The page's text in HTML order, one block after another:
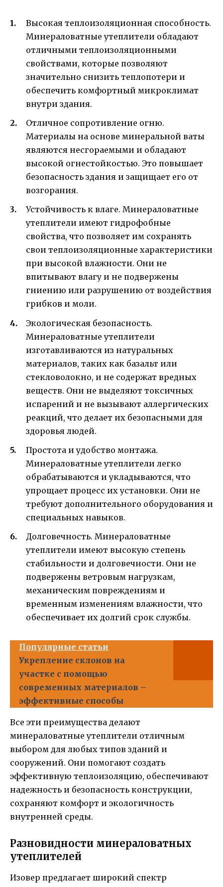
Высокая теплоизоляционная способность.
Минераловатные утеплители обладают
отличными теплоизоляционными
свойствами, которые позволяют
значительно снизить теплопотери и
обеспечить комфортный микроклимат
внутри здания.
Отличное сопротивление огню.
Материалы на основе минеральной ваты
являются несгораемыми и обладают
высокой огнестойкостью. Это повышает
безопасность здания и защищает его от
возгорания.
Устойчивость к влаге. Минераловатные
утеплители имеют гидрофобные
свойства, что позволяет им сохранять
свои теплоизоляционные характеристики
при высокой влажности. Они не
впитывают влагу и не подвержены
гниению или разрушению от воздействия
грибков и моли.
Экологическая безопасность.
Минераловатные утеплители
изготавливаются из натуральных
материалов, таких как базальт или
стекловолокно, и не содержат вредных
веществ. Они не выделяют токсичных
испарений и не вызывают аллергических
реакций, что делает их безопасными для
здоровья людей.
Простота и удобство монтажа.
Минераловатные утеплители легко
обрабатываются и укладываются, что
упрощает процесс их установки. Они не
требуют дополнительного оборудования и
специальных навыков.
Долговечность. Минераловатные
утеплители имеют высокую степень
стабильности и долговечности. Они не
подвержены ветровым нагрузкам,
механическим повреждениям и
временным изменениям влажности, что
обеспечивает их долгий срок службы.
Популярные статьи
Укрепление склонов на
участке с помощью
современных материалов –
эффективные способы
Все эти преимущества делают
минераловатные утеплители отличным
выбором для любых типов зданий и
сооружений. Они помогают создать
эффективную теплоизоляцию, обеспечивают
надежность и безопасность конструкции,
сохраняют комфорт и экологичность
внутренней среды.
Разновидности минераловатных
утеплителей
Изовер предлагает широкий спектр